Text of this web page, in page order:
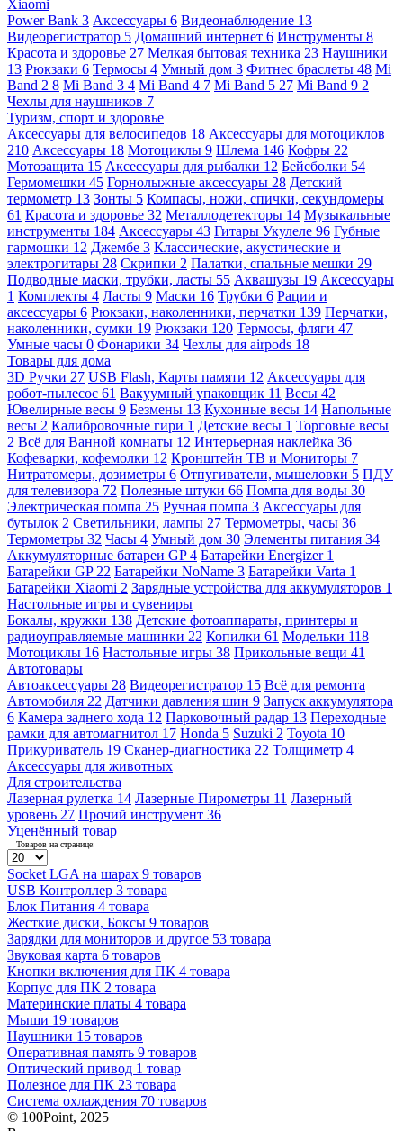
Xiaomi
Power Bank 3 Аксессуары 6 Видеонаблюдение 13
Видеорегистратор 5 Домашний интернет 6 Инструменты 8
Красота и здоровье 27 Мелкая бытовая техника 23 Наушники
13 Рюкзаки 6 Термосы 4 Умный дом 3 Фитнес браслеты 48 Mi
Band 2 8 Mi Band 3 4 Mi Band 4 7 Mi Band 5 27 Mi Band 9 2
Чехлы для наушников 7
Туризм, спорт и здоровье
Аксессуары для велосипедов 18 Аксессуары для мотоциклов
210 Аксессуары 18 Мотоциклы 9 Шлема 146 Кофры 22
Мотозащита 15 Аксессуары для рыбалки 12 Бейсболки 54
Гермомешки 45 Горнолыжные аксессуары 28 Детский
термометр 13 Зонты 5 Компасы, ножи, спички, секундомеры
61 Красота и здоровье 32 Металлодетекторы 14 Музыкальные
инструменты 184 Аксессуары 43 Гитары Укулеле 96 Губные
гармошки 12 Джембе 3 Классические, акустические и
электрогитары 28 Скрипки 2 Палатки, спальные мешки 29
Подводные маски, трубки, ласты 55 Аквашузы 19 Аксессуары
1 Комплекты 4 Ласты 9 Маски 16 Трубки 6 Рации и
аксессуары 6 Рюкзаки, наколенники, перчатки 139 Перчатки,
наколенники, сумки 19 Рюкзаки 120 Термосы, фляги 47
Умные часы 0 Фонарики 34 Чехлы для airpods 18
Товары для дома
3D Ручки 27 USB Flash, Карты памяти 12 Аксессуары для
робот-пылесос 61 Вакуумный упаковщик 11 Весы 42
Ювелирные весы 9 Безмены 13 Кухонные весы 14 Напольные
весы 2 Калибровочные гири 1 Детские весы 1 Торговые весы
2 Всё для Ванной комнаты 12 Интерьерная наклейка 36
Кофеварки, кофемолки 12 Кронштейн ТВ и Мониторы 7
Нитратомеры, дозиметры 6 Отпугиватели, мышеловки 5 ПДУ
для телевизора 72 Полезные штуки 66 Помпа для воды 30
Электрическая помпа 25 Ручная помпа 3 Аксессуары для
бутылок 2 Светильники, лампы 27 Термометры, часы 36
Термометры 32 Часы 4 Умный дом 30 Элементы питания 34
Аккумуляторные батареи GP4 Батарейки Energizer 1
Батарейки GP 22 Батарейки NoName 3 Батарейки Varta 1
Батарейки Xiaomi 2 Зарядные устройства для аккумуляторов 1
Настольные игры и сувениры
Бокалы, кружки 138 Детские фотоаппараты, принтеры и
радиоуправляемые машинки 22 Копилки 61 Модельки 118
Мотоциклы 16 Настольные игры 38 Прикольные вещи 41
Автотовары
Автоаксессуары 28 Видеорегистратор 15 Всё для ремонта
Автомобиля 22 Датчики давления шин 9 Запуск аккумулятора
6 Камера заднего хода 12 Парковочный радар 13 Переходные
рамки для автомагнитол 17 Honda 5 Suzuki 2 Toyota 10
Прикуриватель 19 Сканер-диагностика 22 Толщиметр 4
Аксессуары для животных
Для строительства
Лазерная рулетка 14 Лазерные Пирометры 11 Лазерный
уровень 27 Прочий инструмент 36
Уценённый товар
Товаров на странице:
Socket LGA на шарах 9 товаров
USB Контроллер 3 товара
Блок Питания 4 товара
Жесткие диски, Боксы 9 товаров
Зарядки для мониторов и другое 53 товара
Звуковая карта 6 товаров
Кнопки включения для ПК 4 товара
Корпус для ПК 2 товара
Материнские платы 4 товара
Мыши 19 товаров
Наушники 15 товаров
Оперативная память 9 товаров
Оптический привод 1 товар
Полезное для ПК 23 товара
Система охлаждения 70 товаров
© 100Point, 2025